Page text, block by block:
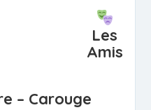
Les
Amis
– Carouge